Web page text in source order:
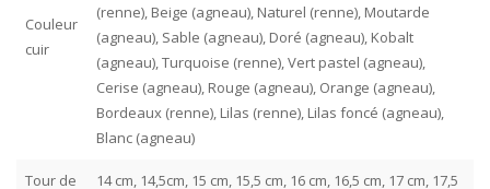
Couleur
cuir
(renne), Beige (agneau), Naturel (renne), Moutarde
(agneau), Sable (agneau), Doré (agneau), Kobalt
(agneau), Turquoise (renne), Vert pastel (agneau),
Cerise (agneau), Rouge (agneau), Orange (agneau),
Bordeaux (renne), Lilas (renne), Lilas foncé (agneau),
Blanc (agneau)
Tour de
14 cm, 14,5cm, 15 cm, 15,5 cm, 16 cm, 16,5 cm, 17 cm, 17,5